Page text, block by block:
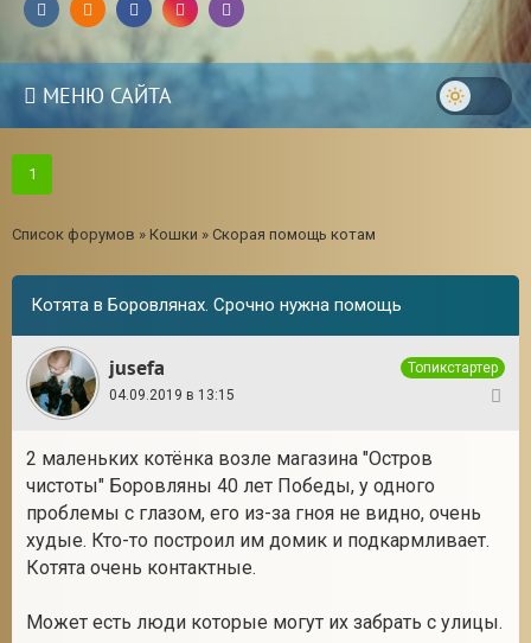
МЕНЮ САЙТА
1
Список форумов » Кошки » Скорая помощь котам
Котята в Боровлянах. Срочно нужна помощь
jusefa
Топикстартер
04.09.2019 в 13:15
2 маленьких котёнка возле магазина "Остров
чистоты" Боровляны 40 лет Победы, у одного
проблемы с глазом, его из-за гноя не видно, очень
худые. Кто-то построил им домик и подкармливает.
Котята очень контактные.
Может есть люди которые могут их забрать с улицы.